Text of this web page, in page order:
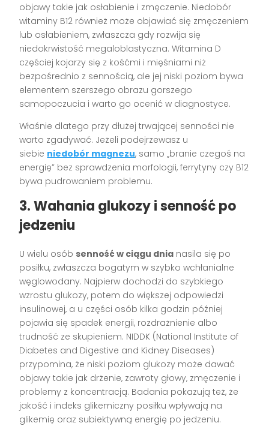
objawy takie jak osłabienie i zmęczenie. Niedobór
witaminy B12 również może objawiać się zmęczeniem
lub osłabieniem, zwłaszcza gdy rozwija się
niedokrwistość megaloblastyczna. Witamina D
częściej kojarzy się z kośćmi i mięśniami niż
bezpośrednio z sennością, ale jej niski poziom bywa
elementem szerszego obrazu gorszego
samopoczucia i warto go ocenić w diagnostyce.
Właśnie dlatego przy dłużej trwającej senności nie
warto zgadywać. Jeżeli podejrzewasz u
siebie niedobór magnezu, samo „branie czegoś na
energię” bez sprawdzenia morfologii, ferrytyny czy B12
bywa pudrowaniem problemu.
3. Wahania glukozy i senność po
jedzeniu
U wielu osób senność w ciągu dnia nasila się po
posiłku, zwłaszcza bogatym w szybko wchłanialne
węglowodany. Najpierw dochodzi do szybkiego
wzrostu glukozy, potem do większej odpowiedzi
insulinowej, a u części osób kilka godzin później
pojawia się spadek energii, rozdrażnienie albo
trudność ze skupieniem. NIDDK (National Institute of
Diabetes and Digestive and Kidney Diseases)
przypomina, że niski poziom glukozy może dawać
objawy takie jak drżenie, zawroty głowy, zmęczenie i
problemy z koncentracją. Badania pokazują też, że
jakość i indeks glikemiczny posiłku wpływają na
glikemię oraz subiektywną energię po jedzeniu.